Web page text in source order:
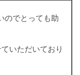
のでとっても助
いただいており